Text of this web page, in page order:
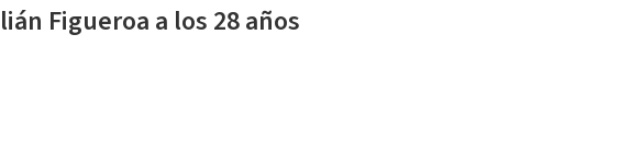
Figueroa a los 28 años